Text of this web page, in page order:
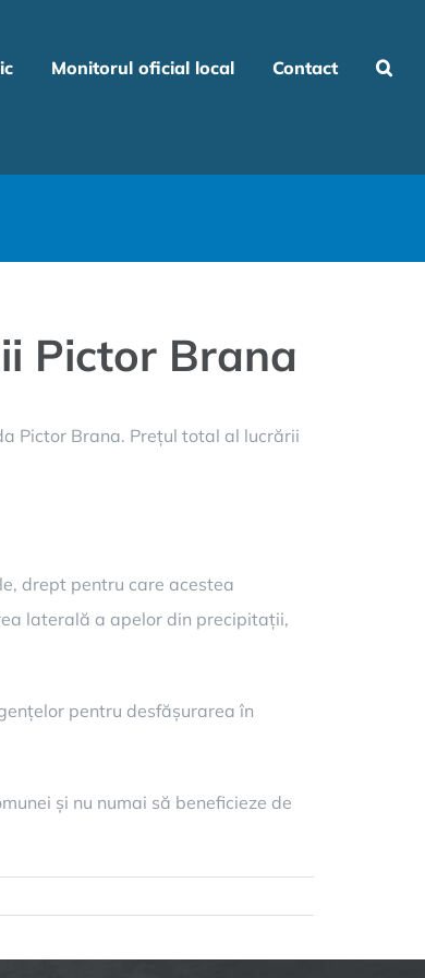
Monitorul oficial local Contact
Pictor Brana
Pictor Brana. Prețul total al lucrării
drept pentru care acestea
laterală a apelor din precipitații,
pentru desfășurarea în
și nu numai să beneficieze de